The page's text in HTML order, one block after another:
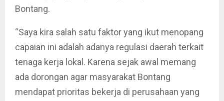
Bontang.
“Saya kira salah satu faktor yang ikut menopang
capaian ini adalah adanya regulasi daerah terkait
tenaga kerja lokal. Karena sejak awal memang
ada dorongan agar masyarakat Bontang
mendapat prioritas bekerja di perusahaan yang